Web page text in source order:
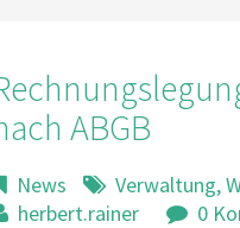
ABGB
News Verwaltung,
herbert.rainer
0